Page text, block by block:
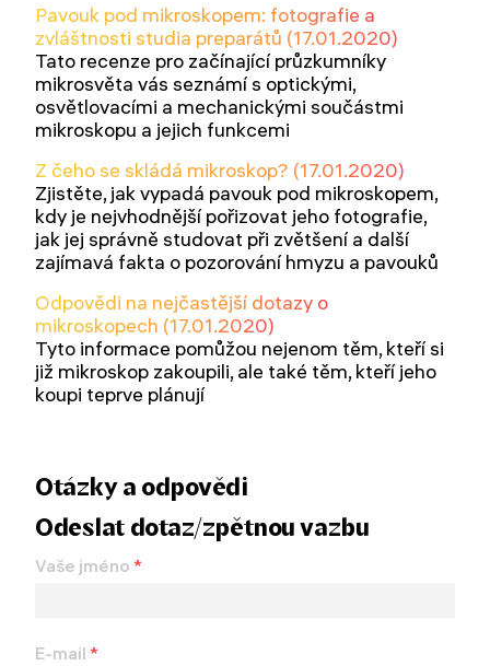
Pavouk pod mikroskopem: fotografie a
zvláštnosti studia preparátů (17.01.2020)
Tato recenze pro začínající průzkumníky
mikrosvěta vás seznámí s optickými,
osvětlovacími a mechanickými součástmi
mikroskopu a jejich funkcemi
Z čeho se skládá mikroskop? (17.01.2020)
Zjistěte, jak vypadá pavouk pod mikroskopem,
kdy je nejvhodnější pořizovat jeho fotografie,
jak jej správně studovat při zvětšení a další
zajímavá fakta o pozorování hmyzu a pavouků
Odpovědi na nejčastější dotazy o
mikroskopech (17.01.2020)
Tyto informace pomůžou nejenom těm, kteří si
již mikroskop zakoupili, ale také těm, kteří jeho
koupi teprve plánují
Otázky a odpovědi
Odeslat dotaz/zpětnou vazbu
Vaše jméno *
E-mail *